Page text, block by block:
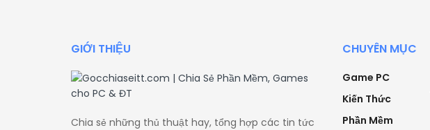
GIỚI THIỆU
Chia sẻ những thủ thuật hay, tổng hợp các tin tức
CHUYÊN MỤC
Game PC
Kiến Thức
Phần Mềm